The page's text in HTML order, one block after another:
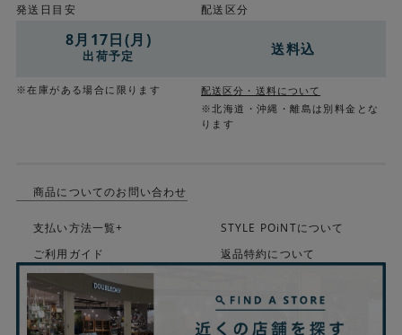
発送日目安
8月17日(月)
出荷予定
※在庫がある場合に限ります
配送区分
送料込
配送区分・送料について
※北海道・沖縄・離島は別料金とな
ります
商品についてのお問い合わせ
支払い方法一覧+
STYLE POiNTについて
ご利用ガイド
返品特約について